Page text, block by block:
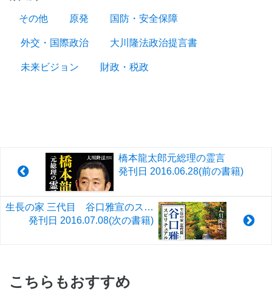
その他 原発 国防・安全保障
外交・国際政治 大川隆法政治提言書
未来ビジョン 財政・税政
橋本龍太郎元総理の霊言
発刊日 2016.06.28(前の書籍)
生長の家 三代目 谷口雅宣のスピリチュアル分析
発刊日 2016.07.08(次の書籍)
こちらもおすすめ